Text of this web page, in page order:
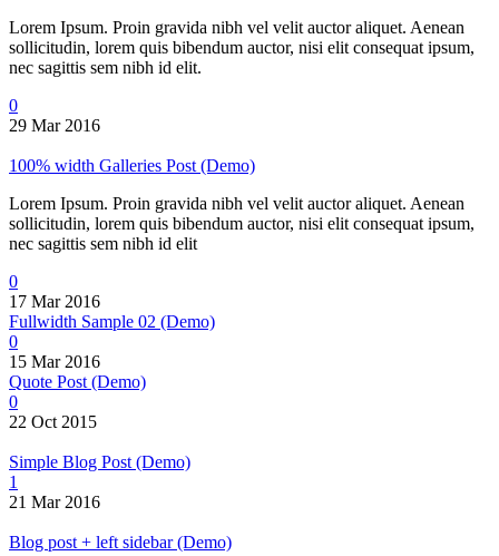
Lorem Ipsum. Proin gravida nibh vel velit auctor aliquet. Aenean
sollicitudin, lorem quis bibendum auctor, nisi elit consequat ipsum,
nec sagittis sem nibh id elit.
0
29 Mar 2016
100% width Galleries Post (Demo)
Lorem Ipsum. Proin gravida nibh vel velit auctor aliquet. Aenean
sollicitudin, lorem quis bibendum auctor, nisi elit consequat ipsum,
nec sagittis sem nibh id elit
0
17 Mar 2016
Fullwidth Sample 02 (Demo)
0
15 Mar 2016
Quote Post (Demo)
0
22 Oct 2015
Simple Blog Post (Demo)
1
21 Mar 2016
Blog post + left sidebar (Demo)